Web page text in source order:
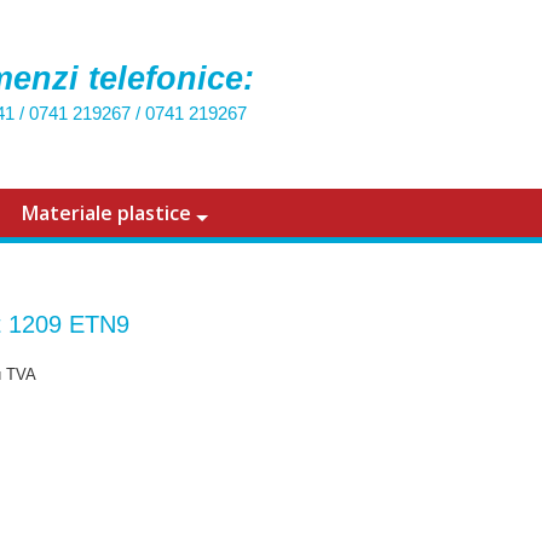
telefonice:
/ 0741 219267/ 0741 219267
Materiale plastice
1209 ETN9
TVA